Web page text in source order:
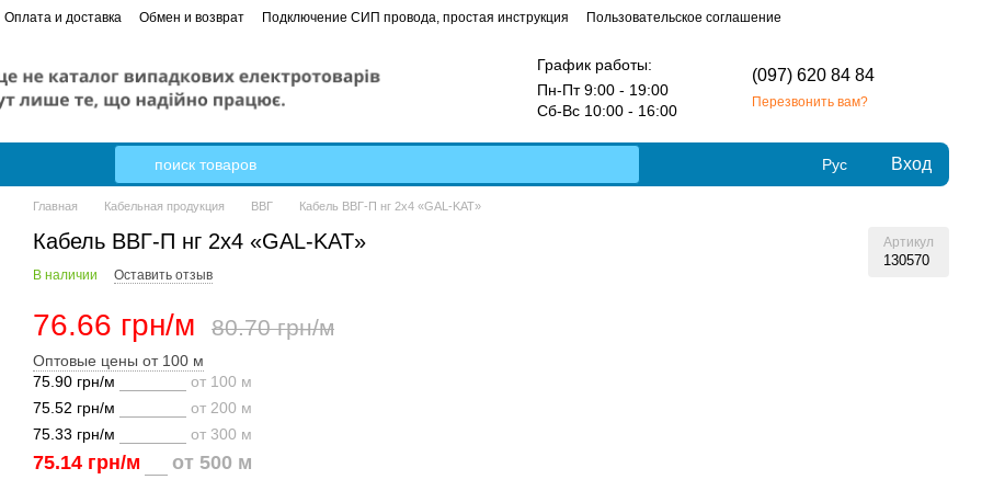
Оплата и доставка Обмен и возврат Подключение СИП провода, простая инструкция
Пользовательское соглашение
График работы:
Пн-Пт 9:00 - 19:00
Сб-Вс 10:00 - 16:00
(097) 620 84 84
Перезвонить вам?
Рус Вход
Главная Кабельная продукция ВВГ Кабель ВВГ-П нг 2х4 «GAL-KAT»
Кабель ВВГ-П нг 2х4 «GAL-KAT» Артикул
130570
В наличии Оставить отзыв
76.66 грн/м 80.70 грн/м
Оптовые цены от 100 м
75.90 грн/м
от 100 м
75.52 грн/м
от 200 м
75.33 грн/м
от 300 м
75.14 грн/м от 500 м